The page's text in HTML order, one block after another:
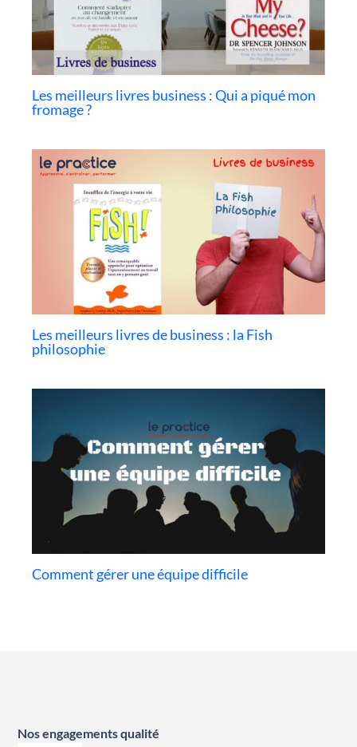
Les meilleurs livres business : Qui a piqué mon
fromage ?
Les meilleurs livres de business : la Fish
philosophie
Comment gérer une équipe difficile
Nos engagements qualité